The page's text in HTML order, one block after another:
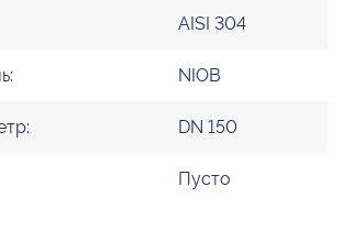
AISI 304
NIOB
DN 150
Пусто